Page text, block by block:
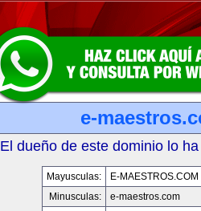
e-
El dueño de este dominio lo
Mayusculas:
E-MAESTROS.COM
Minusculas:
e-maestros.com